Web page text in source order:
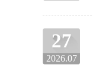
27
2026.07